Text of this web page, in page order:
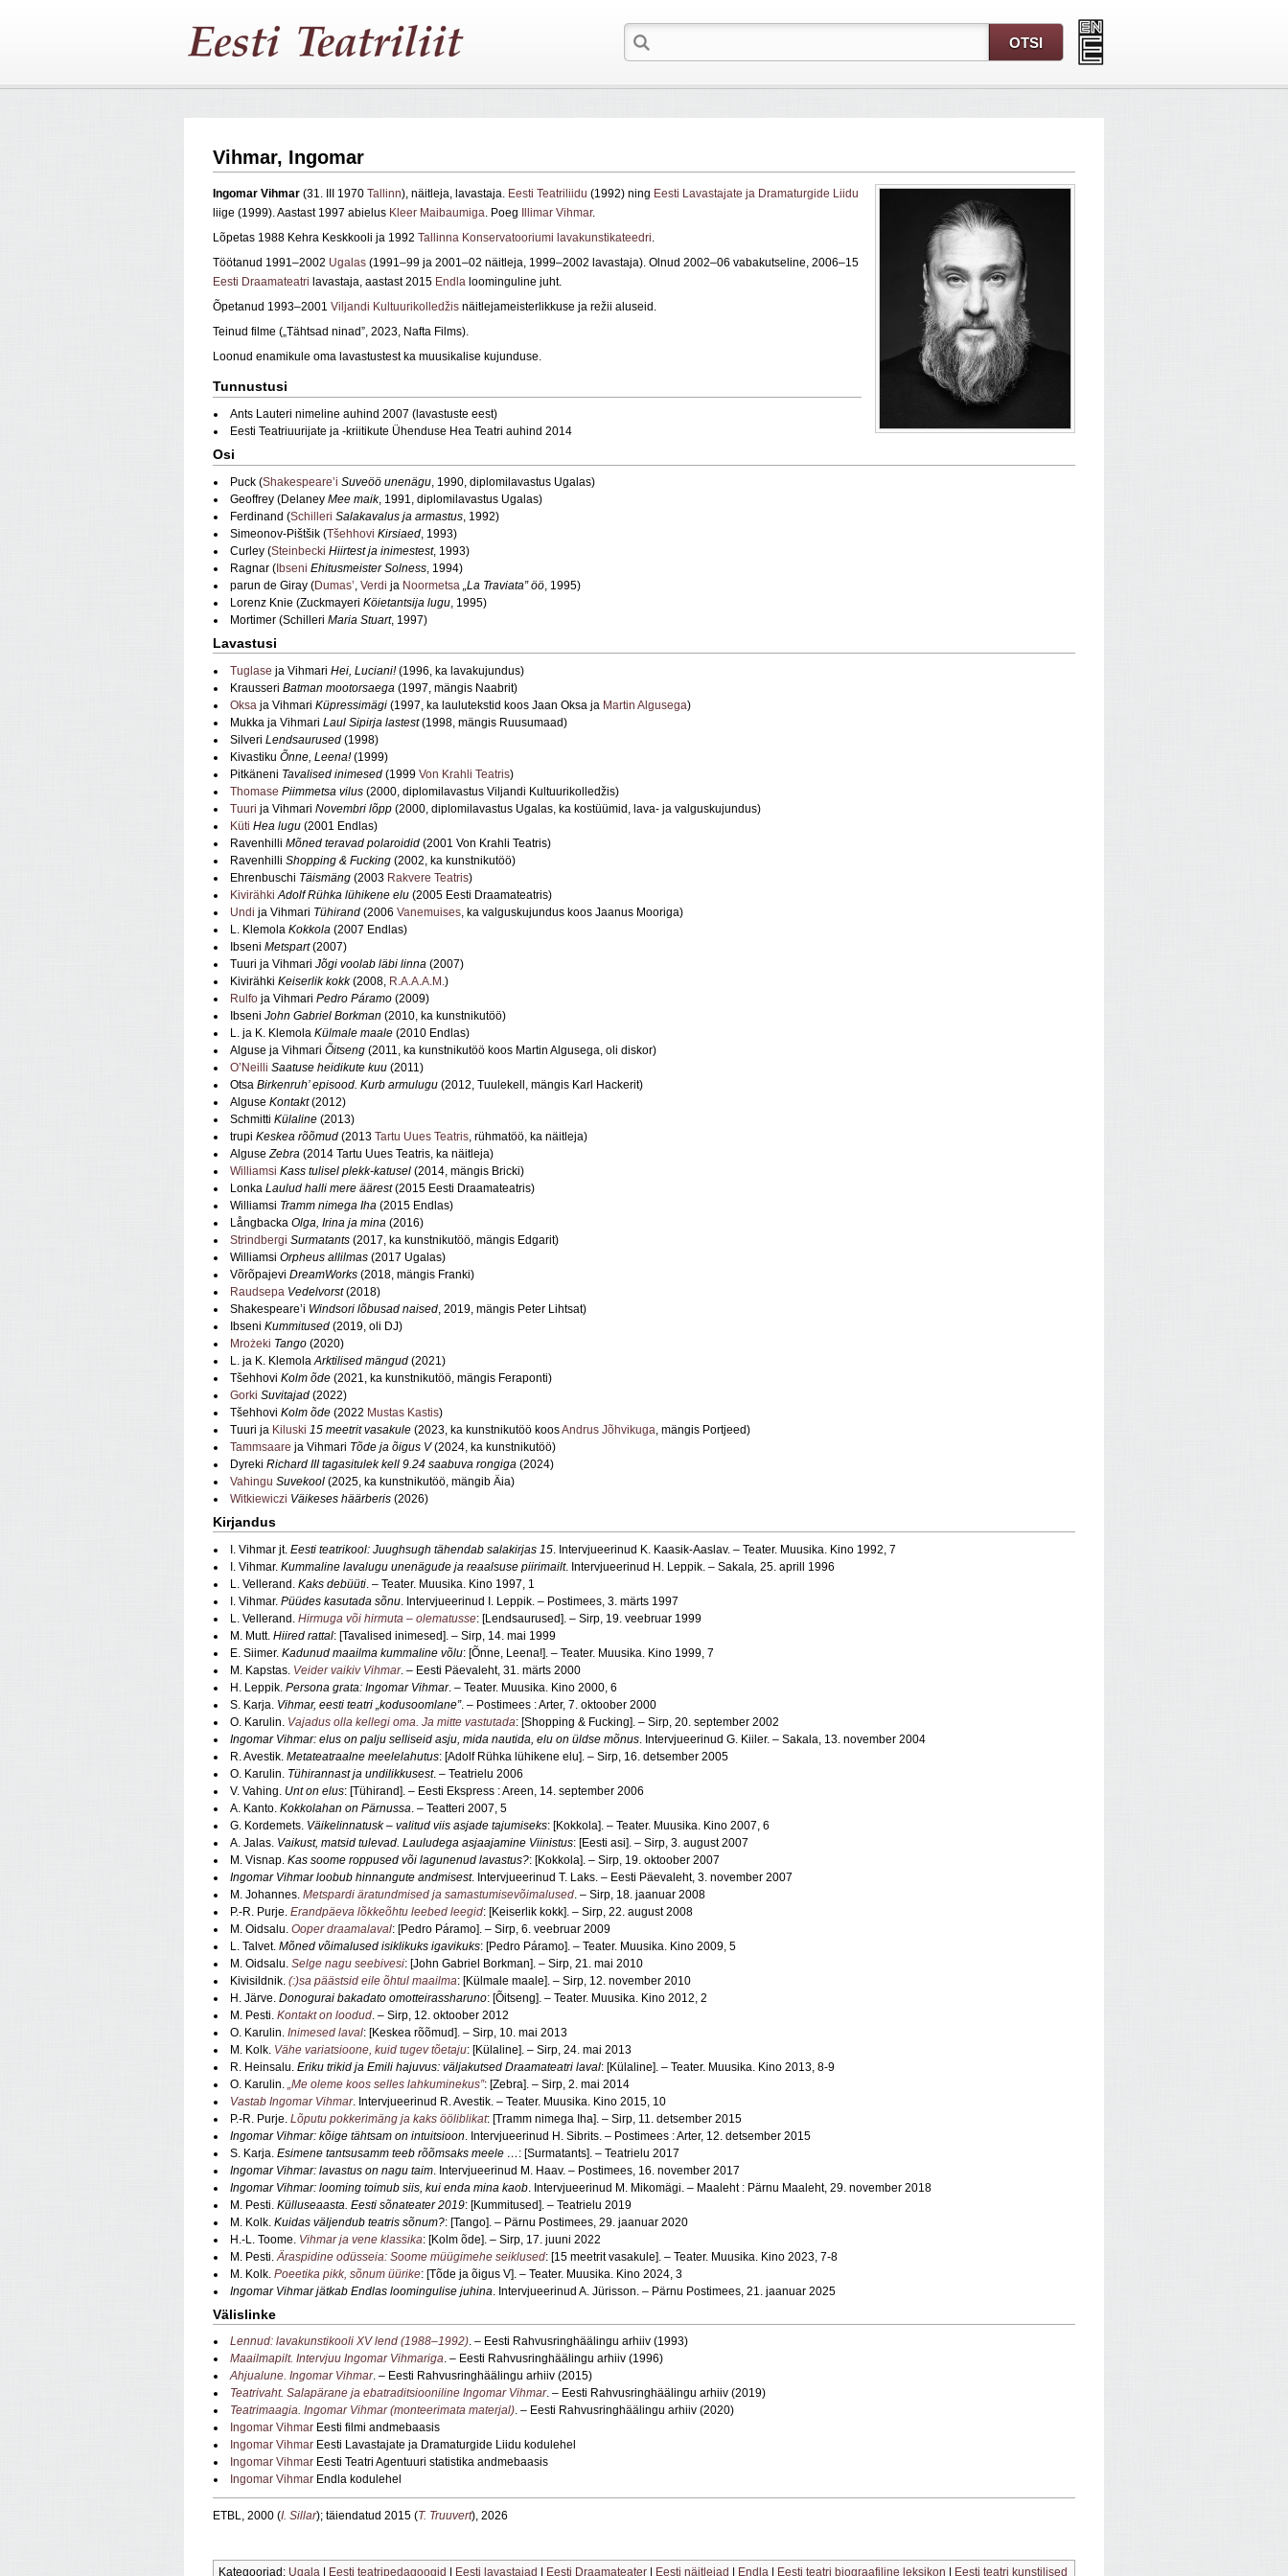
Vihmar, Ingomar
Ingomar Vihmar (31. III 1970 Tallinn), näitleja, lavastaja. Eesti Teatriliidu (1992) ning Eesti Lavastajate ja Dramaturgide Liidu
liige (1999). Aastast 1997 abielus Kleer Maibaumiga. Poeg Illimar Vihmar.
Lõpetas 1988 Kehra Keskkooli ja 1992 Tallinna Konservatooriumi lavakunstikateedri.
Töötanud 1991–2002 Ugalas (1991–99 ja 2001–02 näitleja, 1999–2002 lavastaja). Olnud 2002–06 vabakutseline, 2006–15
Eesti Draamateatri lavastaja, aastast 2015 Endla loominguline juht.
Õpetanud 1993–2001 Viljandi Kultuurikolledžis näitlejameisterlikkuse ja režii aluseid.
Teinud filme („Tähtsad ninad”, 2023, Nafta Films).
Loonud enamikule oma lavastustest ka muusikalise kujunduse.
Tunnustusi
Ants Lauteri nimeline auhind 2007 (lavastuste eest)
Eesti Teatriuurijate ja -kriitikute Ühenduse Hea Teatri auhind 2014
Osi
Puck (Shakespeare’i Suveöö unenägu, 1990, diplomilavastus Ugalas)
Geoffrey (Delaney Mee maik, 1991, diplomilavastus Ugalas)
Ferdinand (Schilleri Salakavalus ja armastus, 1992)
Simeonov-Pištšik (Tšehhovi Kirsiaed, 1993)
Curley (Steinbecki Hiirtest ja inimestest, 1993)
Ragnar ( Ibseni Ehitusmeister Solness, 1994)
parun de Giray (Dumas’, Verdi ja Noormetsa „La Traviata” öö, 1995)
Lorenz Knie (Zuckmayeri Köietantsija lugu, 1995)
Mortimer (Schilleri Maria Stuart, 1997)
Lavastusi
Tuglase ja Vihmari Hei, Luciani!(1996, ka lavakujundus)
Krausseri Batman mootorsaega (1997, mängis Naabrit)
Oksa ja Vihmari Küpressimägi (1997, ka laulutekstid koos Jaan Oksa ja Martin Algusega)
Mukka ja Vihmari Laul Sipirja lastest(1998, mängis Ruusumaad)
Silveri Lendsaurused (1998)
Kivastiku Õnne, Leena!(1999)
Pitkäneni Tavalised inimesed (1999 Von Krahli Teatris)
Thomase Piimmetsa vilus (2000, diplomilavastus Viljandi Kultuurikolledžis)
Tuuri ja Vihmari Novembri lõpp (2000, diplomilavastus Ugalas, ka kostüümid, lava- ja valguskujundus)
Küti Hea lugu (2001 Endlas)
Ravenhilli Mõned teravad polaroidid (2001 Von Krahli Teatris)
Ravenhilli Shopping & Fucking (2002, ka kunstnikutöö)
Ehrenbuschi Täismäng (2003 Rakvere Teatris)
Kivirähki Adolf Rühka lühikene elu (2005 Eesti Draamateatris)
Undi ja Vihmari Tühirand (2006 Vanemuises, ka valguskujundus koos Jaanus Mooriga)
L. Klemola Kokkola (2007 Endlas)
Ibseni Metspart(2007)
Tuuri ja Vihmari Jõgi voolab läbi linna (2007)
Kivirähki Keiserlik kokk(2008, R.A.A.A.M.)
Rulfo ja Vihmari Pedro Páramo (2009)
Ibseni John Gabriel Borkman (2010, ka kunstnikutöö)
L. ja K. Klemola Külmale maale (2010 Endlas)
Alguse ja Vihmari Õitseng (2011, ka kunstnikutöö koos Martin Algusega, oli diskor)
O’Neilli Saatuse heidikute kuu (2011)
Otsa Birkenruh’ episood. Kurb armulugu (2012, Tuulekell, mängis Karl Hackerit)
Alguse Kontakt(2012)
Schmitti Külaline (2013)
trupi Keskea rõõmud (2013 Tartu Uues Teatris, rühmatöö, ka näitleja)
AlguseZebra (2014 Tartu Uues Teatris, ka näitleja)
Williamsi Kass tulisel plekk-katusel (2014, mängis Bricki)
Lonka Laulud halli mere äärest(2015 Eesti Draamateatris)
Williamsi Tramm nimega Iha (2015 Endlas)
Långbacka Olga, Irina ja mina (2016)
Strindbergi Surmatants (2017, ka kunstnikutöö, mängis Edgarit)
Williamsi Orpheus allilmas (2017 Ugalas)
Võrõpajevi DreamWorks (2018, mängis Franki)
Raudsepa Vedelvorst(2018)
Shakespeare’i Windsori lõbusad naised, 2019, mängis Peter Lihtsat)
Ibseni Kummitused (2019, oli DJ)
Mrożeki Tango (2020)
L. ja K. KlemolaArktilised mängud (2021)
Tšehhovi Kolm õde (2021, ka kunstnikutöö, mängis Feraponti)
Gorki Suvitajad (2022)
Tšehhovi Kolm õde (2022 Mustas Kastis)
Tuuri ja Kiluski 15 meetrit vasakule (2023, ka kunstnikutöö koosAndrus Jõhvikuga, mängis Portjeed)
Tammsaare ja Vihmari Tõde ja õigus V(2024, ka kunstnikutöö)
Dyreki Richard III tagasitulek kell 9.24 saabuva rongiga (2024)
Vahingu Suvekool (2025, ka kunstnikutöö, mängib Äia)
Witkiewiczi Väikeses häärberis (2026)
Kirjandus
I. Vihmar jt. Eesti teatrikool: Juughsugh tähendab salakirjas 15 . Intervjueerinud K. Kaasik-Aaslav. – Teater. Muusika. Kino 1992, 7
I. Vihmar. Kummaline lavalugu unenägude ja reaalsuse piirimailt. Intervjueerinud H. Leppik. – Sakala 25. aprill 1996
L. Vellerand. Kaks debüüti . – Teater. Muusika. Kino 1997, 1
I. Vihmar. Püüdes kasutada sõnu . Intervjueerinud I. Leppik. – Postimees, 3. märts 1997
L. Vellerand. Hirmuga või hirmuta – olematusse: [Lendsaurused]. – Sirp, 19. veebruar 1999
M. Mutt. Hiired rattal: [Tavalised inimesed]. – Sirp, 14. mai 1999
E. Siimer. Kadunud maailma kummaline võlu: [Õnne, Leena!]. – Teater. Muusika. Kino 1999, 7
M. Kapstas. Veider vaikiv Vihmar. – Eesti Päevaleht, 31. märts 2000
H. Leppik. Persona grata: Ingomar Vihmar. – Teater. Muusika. Kino 2000, 6
S. Karja. Vihmar, eesti teatri „kodusoomlane”. – Postimees : Arter, 7. oktoober 2000
O. Karulin. Vajadus olla kellegi oma. Ja mitte vastutada: [Shopping & Fucking]. – Sirp, 20. september 2002
Ingomar Vihmar: elus on palju selliseid asju, mida nautida, elu on üldse mõnus . Intervjueerinud G. Kiiler. – Sakala, 13. november 2004
R. Avestik. Metateatraalne meelelahutus: [Adolf Rühka lühikene elu]. – Sirp, 16. detsember 2005
O. Karulin. Tühirannast ja undilikkusest. – Teatrielu 2006
V. Vahing. Unt on elus: [Tühirand]. – Eesti Ekspress : Areen, 14. september 2006
A. Kanto. Kokkolahan on Pärnussa . – Teatteri 2007, 5
G. Kordemets. Väikelinnatusk – valitud viis asjade tajumiseks: [Kokkola]. – Teater. Muusika. Kino 2007, 6
A. Jalas. Vaikust, matsid tulevad. Lauludega asjaajamine Viinistus: [Eesti asi]. – Sirp, 3. august 2007
M. Visnap. Kas soome roppused või lagunenud lavastus?: [Kokkola]. – Sirp, 19. oktoober 2007
Ingomar Vihmar loobub hinnangute andmisest. Intervjueerinud T. Laks. – Eesti Päevaleht, 3. november 2007
M. Johannes. Metspardi äratundmised ja samastumisevõimalused . – Sirp, 18. jaanuar 2008
P.-R. Purje. Erandpäeva lõkkeõhtu leebed leegid: [Keiserlik kokk]. – Sirp, 22. august 2008
M. Oidsalu. Ooper draamalaval: [Pedro Páramo]. – Sirp, 6. veebruar 2009
L. Talvet. Mõned võimalused isiklikuks igavikuks: [Pedro Páramo]. – Teater. Muusika. Kino 2009, 5
M. Oidsalu. Selge nagu seebivesi: [John Gabriel Borkman]. – Sirp, 21. mai 2010
Kivisildnik. (:)sa päästsid eile õhtul maailma: [Külmale maale]. – Sirp, 12. november 2010
H. Järve. Donogurai bakadato omotteirassharuno: [Õitseng]. – Teater. Muusika. Kino 2012, 2
M. Pesti. Kontakt on loodud . – Sirp, 12. oktoober 2012
O. Karulin. Inimesed laval: [Keskea rõõmud]. – Sirp, 10. mai 2013
M. Kolk. Vähe variatsioone, kuid tugev tõetaju: [Külaline]. – Sirp, 24. mai 2013
R. Heinsalu. Eriku trikid ja Emili hajuvus: väljakutsed Draamateatri laval: [Külaline]. – Teater. Muusika. Kino 2013, 8-9
O. Karulin.
„Me oleme koos selles lahkuminekus”: [Zebra]. – Sirp, 2. mai 2014
Vastab Ingomar Vihmar. Intervjueerinud R. Avestik. – Teater. Muusika. Kino 2015, 10
P.-R. Purje. Lõputu pokkerimäng ja kaks ööliblikat: [Tramm nimega Iha]. – Sirp, 11. detsember 2015
Ingomar Vihmar: kõige tähtsam on intuitsioon . Intervjueerinud H. Sibrits. – Postimees : Arter, 12. detsember 2015
S. Karja. Esimene tantsusamm teeb rõõmsaks meele … : [Surmatants]. – Teatrielu 2017
Ingomar Vihmar: lavastus on nagu taim . Intervjueerinud M. Haav. – Postimees, 16. november 2017
Ingomar Vihmar: looming toimub siis, kui enda mina kaob . Intervjueerinud M. Mikomägi. – Maaleht : Pärnu Maaleht, 29. november 2018
M. Pesti. Külluseaasta. Eesti sõnateater 2019: [Kummitused]. – Teatrielu 2019
M. Kolk. Kuidas väljendub teatris sõnum?: [Tango]. – Pärnu Postimees, 29. jaanuar 2020
H.-L. Toome. Vihmar ja vene klassika: [Kolm õde]. – Sirp, 17. juuni 2022
M. Pesti. Äraspidine odüsseia: Soome müügimehe seiklused: [15 meetrit vasakule]. – Teater. Muusika. Kino 2023, 7-8
M. Kolk. Poeetika pikk, sõnum üürike: [Tõde ja õigus V]. – Teater. Muusika. Kino 2024, 3
Ingomar Vihmar jätkab Endlas loomingulise juhina . Intervjueerinud A. Jürisson. – Pärnu Postimees, 21. jaanuar 2025
Välislinke
Lennud: lavakunstikooli XV lend (1988–1992). – Eesti Rahvusringhäälingu arhiiv (1993)
Maailmapilt. Intervjuu Ingomar Vihmariga. – Eesti Rahvusringhäälingu arhiiv (1996)
Ahjualune. Ingomar Vihmar. – Eesti Rahvusringhäälingu arhiiv (2015)
Teatrivaht. Salapärane ja ebatraditsiooniline Ingomar Vihmar. – Eesti Rahvusringhäälingu arhiiv (2019)
Teatrimaagia. Ingomar Vihmar (monteerimata materjal). – Eesti Rahvusringhäälingu arhiiv (2020)
Ingomar Vihmar Eesti filmi andmebaasis
Ingomar Vihmar Eesti Lavastajate ja Dramaturgide Liidu kodulehel
Ingomar Vihmar Eesti Teatri Agentuuri statistika andmebaasis
Ingomar Vihmar Endla kodulehel
ETBL, 2000 (I. Sillar); täiendatud 2015 (T. Truuvert), 2026
Kategooriad: Ugala Eesti teatripedagoogid Eesti lavastajad Eesti Draamateater Eesti näitlejad Endla Eesti teatri biograafiline leksikon Eesti teatri kunstilised